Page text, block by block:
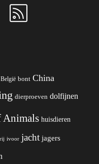
België bont China
dierproeven dolfijnen
Animals huisdieren
ivoor jacht jagers